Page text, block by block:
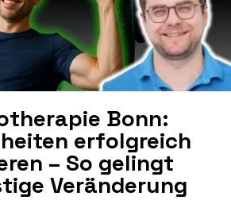
Bonn:
erfolgreich
– So gelingt
Veränderung